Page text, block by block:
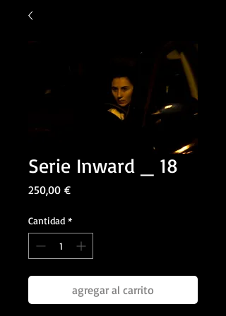
Serie Inward _ 18
250,00 €Precio
Cantidad *
agregar al carrito